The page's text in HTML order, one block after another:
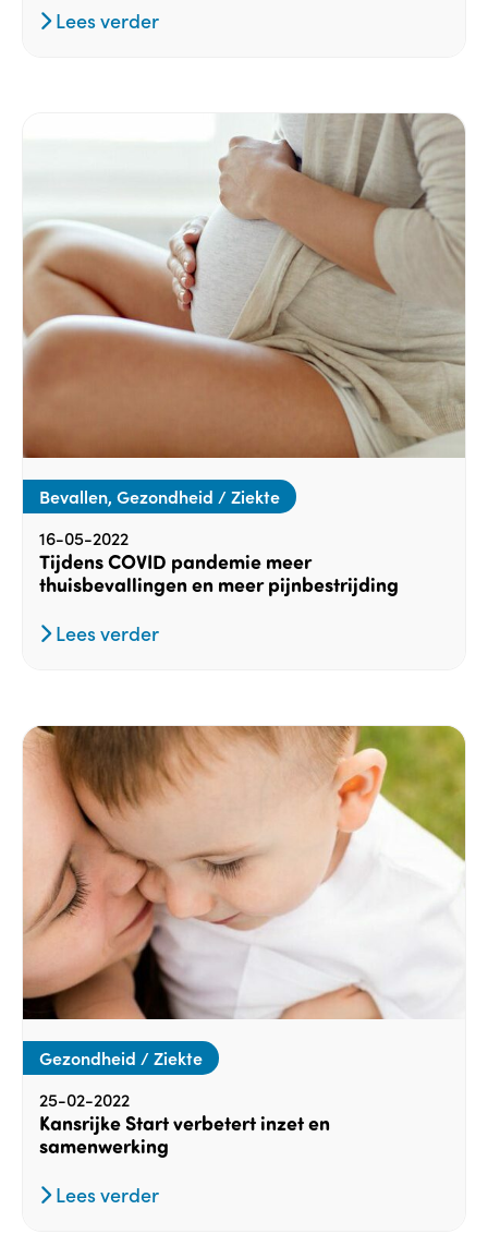
Lees verder
Bevallen, Gezondheid / Ziekte
16-05-2022
Tijdens COVID pandemie meer
thuisbevallingen en meer pijnbestrijding
Lees verder
Gezondheid / Ziekte
25-02-2022
Kansrijke Start verbetert inzet en
samenwerking
Lees verder